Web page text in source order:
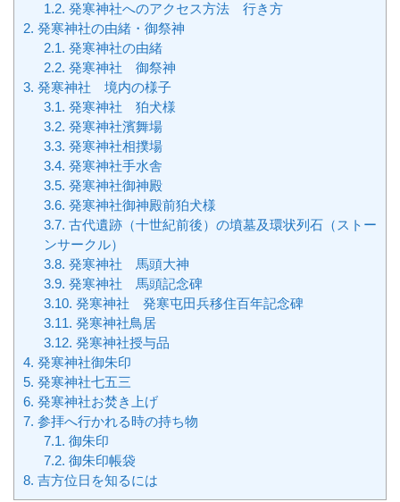
1.2. 発寒神社へのアクセス方法 行き方
2. 発寒神社の由緒・御祭神
2.1. 発寒神社の由緒
2.2. 発寒神社 御祭神
3. 発寒神社 境内の様子
3.1. 発寒神社 狛犬様
3.2. 発寒神社濱舞場
3.3. 発寒神社相撲場
3.4. 発寒神社手水舎
3.5. 発寒神社御神殿
3.6. 発寒神社御神殿前狛犬様
3.7. 古代遺跡（十世紀前後）の墳墓及環状列石（ストー
ンサークル）
3.8. 発寒神社 馬頭大神
3.9. 発寒神社 馬頭記念碑
3.10. 発寒神社 発寒屯田兵移住百年記念碑
3.11. 発寒神社鳥居
3.12. 発寒神社授与品
4. 発寒神社御朱印
5. 発寒神社七五三
6. 発寒神社お焚き上げ
7. 参拝へ行かれる時の持ち物
7.1. 御朱印
7.2. 御朱印帳袋
8. 吉方位日を知るには